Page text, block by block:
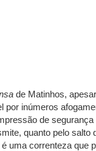
de Matinhos,
por inúmeros
de
quanto pelo salto
uma correnteza que